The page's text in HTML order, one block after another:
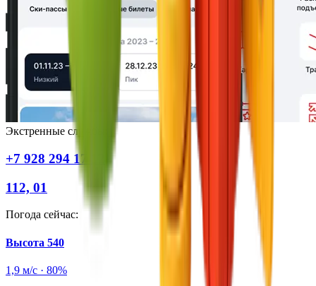
Экстренные службы:
+7 928 294 17 12
112, 01
Погода сейчас:
Высота 540
1,9 м/с · 80%